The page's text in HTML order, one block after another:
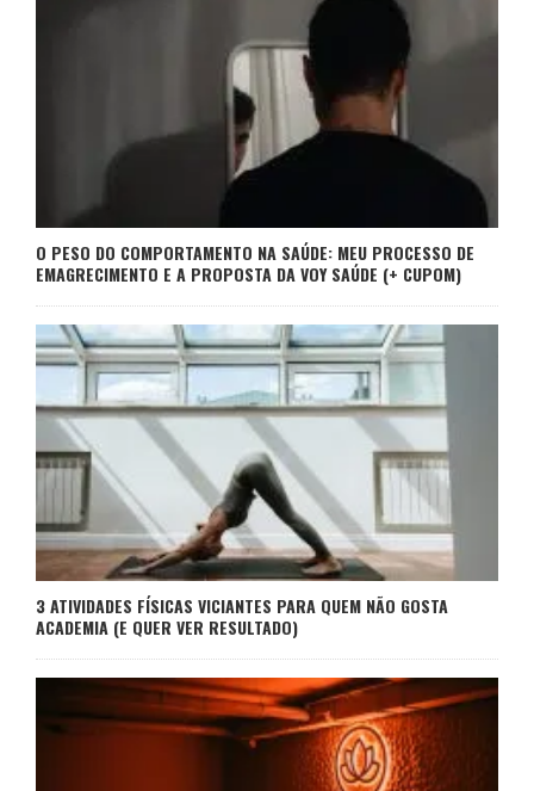
O PESO DO COMPORTAMENTO NA SAÚDE: MEU PROCESSO DE
EMAGRECIMENTO E A PROPOSTA DA VOY SAÚDE (+ CUPOM)
3 ATIVIDADES FÍSICAS VICIANTES PARA QUEM NÃO GOSTA
ACADEMIA (E QUER VER RESULTADO)